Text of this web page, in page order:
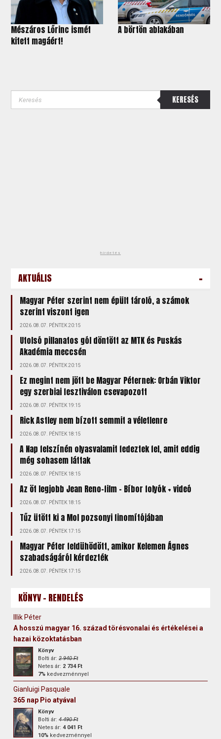
Mészáros Lőrinc ismét
kitett magáért!
A börtön ablakában
KERESÉS
hirdetés
AKTUÁLIS -
Magyar Péter szerint nem épült tároló, a számok
szerint viszont igen
2026.08.07. PÉNTEK 20:15
Utolsó pillanatos gól döntött az MTK és Puskás
Akadémia meccsén
2026.08.07. PÉNTEK 20:15
Ez megint nem jött be Magyar Péternek: Orbán Viktor
egy szerbiai fesztiválon csevapozott
2026.08.07. PÉNTEK 19:15
Rick Astley nem bízott semmit a véletlenre
2026.08.07. PÉNTEK 18:15
A Nap felszínén olyasvalamit fedeztek fel, amit eddig
még sohasem láttak
2026.08.07. PÉNTEK 18:15
Az öt legjobb Jean Reno-film – Bíbor folyók + videó
2026.08.07. PÉNTEK 18:15
Tűz ütött ki a Mol pozsonyi finomítójában
2026.08.07. PÉNTEK 17:15
Magyar Péter feldühödött, amikor Kelemen Ágnes
szabadságáról kérdezték
2026.08.07. PÉNTEK 17:15
KÖNYV - RENDELÉS
Illik Péter
A hosszú magyar 16. század törésvonalai és értékelései a
hazai közoktatásban
Könyv
Bolti ár:2 940 Ft
Netes ár: 2 734 Ft
7% kedvezménnyel
Gianluigi Pasquale
365 nap Pio atyával
Könyv
Bolti ár:4 490 Ft
Netes ár:4 041 Ft
10% kedvezménnyel